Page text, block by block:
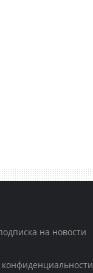
на новости